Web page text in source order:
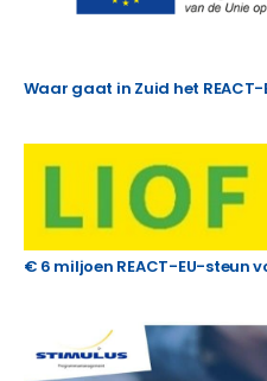
Waar gaat in Zuid het
€ 6 miljoen REACT-EU-steun